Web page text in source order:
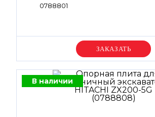
0788801
Уточняйте цену
В наличии